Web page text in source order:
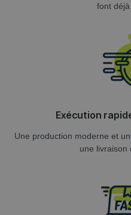
font déjà
Exécution
Une production moderne et
une livraison